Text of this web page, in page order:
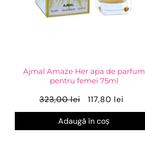
Ajmal Amaze Her apa de parfum
pentru femei 75ml
323,00 lei 117,80 lei
Adaugă în coș